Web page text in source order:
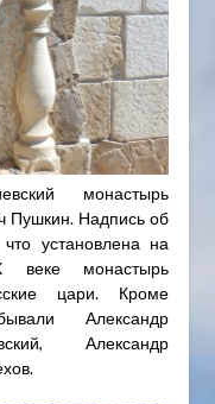
монастырь
Пушкин. Надпись об
установлена на
веке монастырь
цари. Кроме
Александр
Александр